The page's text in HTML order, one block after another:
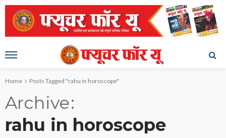
Home Posts Tagged "rahu in horoscope"
Archive
rahu in horoscope